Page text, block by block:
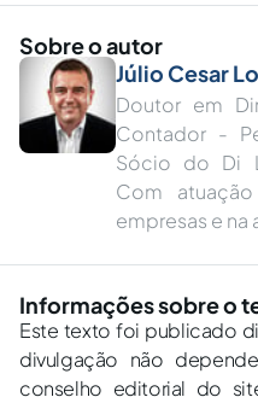
Sobre o autor
Júlio Cesar
Doutor em
Contador -
Sócio do Di
Com
empresas e
Informações sobre o
Este texto foi publicado
divulgação não
conselho editorial do